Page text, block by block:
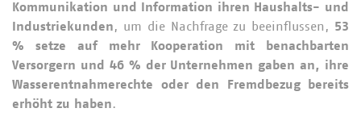
Kommunikation und Information ihren Haushalts- und
Industriekunden, um die Nachfrage zu beeinflussen, 53
% setze auf mehr Kooperation mit benachbarten
Versorgern und 46 % der Unternehmen gaben an, ihre
Wasserentnahmerechte oder den Fremdbezug bereits
erhöht zu haben.